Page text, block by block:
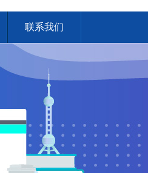
联系我们